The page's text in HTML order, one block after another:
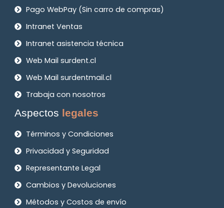
Pago WebPay (Sin carro de compras)
Intranet Ventas
Intranet asistencia técnica
Web Mail surdent.cl
Web Mail surdentmail.cl
Trabaja con nosotros
Aspectos legales
Términos y Condiciones
Privacidad y Seguridad
Representante Legal
Cambios y Devoluciones
Métodos y Costos de envío